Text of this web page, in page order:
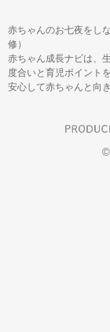
赤ちゃんのお七夜をし
修）
赤ちゃん成長ナビは、
度合いと育児ポイント
安心して赤ちゃんと向